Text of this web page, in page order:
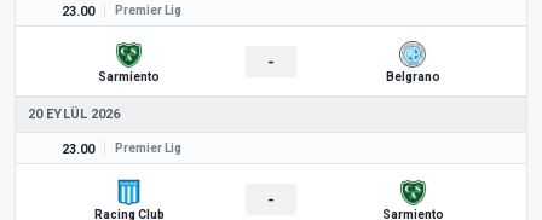
23.00 Premier Lig
Sarmiento
-
Belgrano
20 EYLÜL 2026
23.00 Premier Lig
Racing Club
-
Sarmiento